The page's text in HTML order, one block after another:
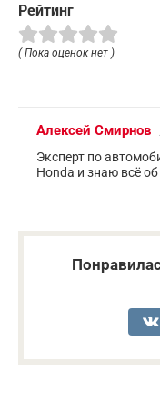
Рейтинг
( Пока оценок нет )
Алексей Смирнов
Эксперт по
Honda и знаю всё